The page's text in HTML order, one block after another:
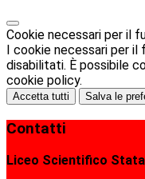
Cookie necessari per il
I cookie necessari per il
disabilitati. È possibile
cookie policy.
Accetta tutti Salva le
Contatti
Liceo Scientifico